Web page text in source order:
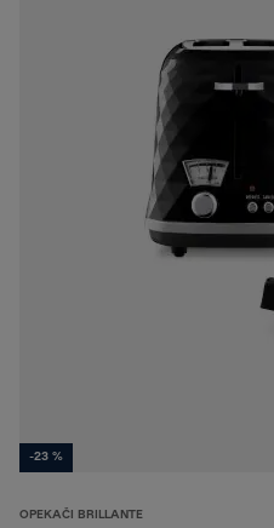
-23 %
OPEKAČI BRILLANTE